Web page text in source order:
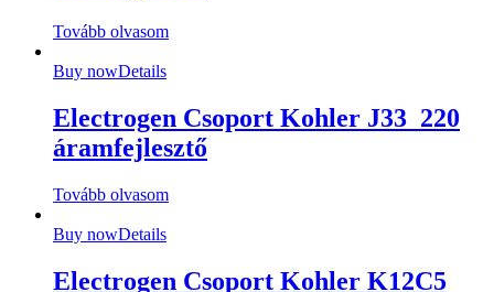
Tovább olvasom
Buy nowDetails
Electrogen Csoport Kohler J33_220
áramfejlesztő
Tovább olvasom
Buy nowDetails
Electrogen Csoport Kohler K12C5